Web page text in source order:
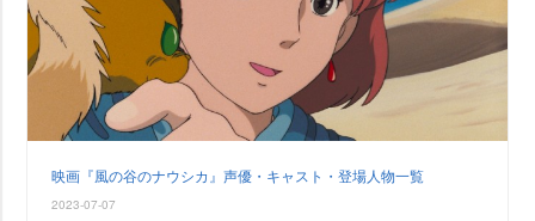
映画『風の谷のナウシカ』声優・キャスト・登場人物一覧
2023-07-07